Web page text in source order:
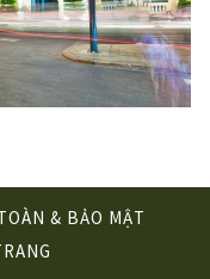
& BẢO MẬT